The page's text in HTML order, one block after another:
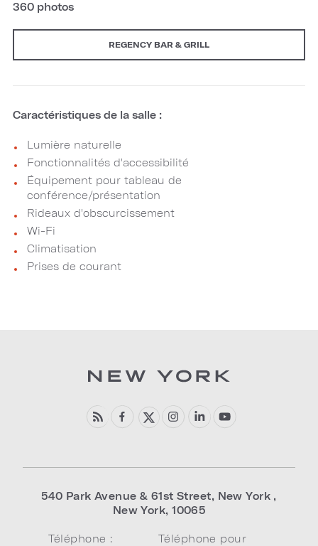
360 photos
REGENCY BAR & GRILL
Caractéristiques de la salle :
Lumière naturelle
Fonctionnalités d'accessibilité
Équipement pour tableau de
conférence/présentation
Rideaux d'obscurcissement
Wi-Fi
Climatisation
Prises de courant
540 Park Avenue & 61st Street, New York ,
New York,10065
Téléphone :
Téléphone pour